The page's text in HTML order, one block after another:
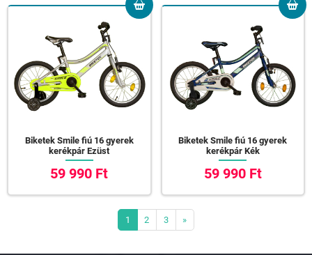
Biketek Smile fiú 16 gyerek
kerékpár Ezüst
59 990 Ft
Biketek Smile fiú 16 gyerek
kerékpár Kék
59 990 Ft
1 2 3 »